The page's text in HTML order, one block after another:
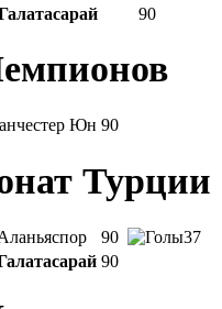
90
Юн 90
Турции
90
37
90